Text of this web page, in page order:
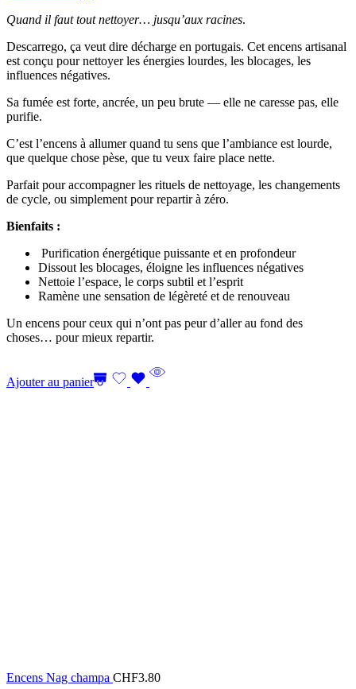
Quand il faut tout nettoyer… jusqu’aux racines.
Descarrego, ça veut dire décharge en portugais. Cet encens artisanal
est conçu pour nettoyer les énergies lourdes, les blocages, les
influences négatives.
Sa fumée est forte, ancrée, un peu brute — elle ne caresse pas, elle
purifie.
C’est l’encens à allumer quand tu sens que l’ambiance est lourde,
que quelque chose pèse, que tu veux faire place nette.
Parfait pour accompagner les rituels de nettoyage, les changements
de cycle, ou simplement pour repartir à zéro.
Bienfaits :
Purification énergétique puissante et en profondeur
Dissout les blocages, éloigne les influences négatives
Nettoie l’espace, le corps subtil et l’esprit
Ramène une sensation de légèreté et de renouveau
Un encens pour ceux qui n’ont pas peur d’aller au fond des
choses… pour mieux repartir.
Ajouter au panier
Encens Nag champa CHF3.80